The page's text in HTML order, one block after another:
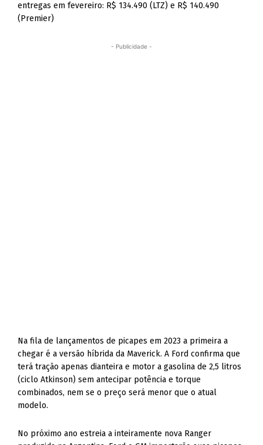
entregas em fevereiro: R$ 134.490 (LTZ) e R$ 140.490
(Premier)
- Publicidade -
Na fila de lançamentos de picapes em 2023 a primeira a
chegar é a versão híbrida da Maverick. A Ford confirma que
terá tração apenas dianteira e motor a gasolina de 2,5 litros
(ciclo Atkinson) sem antecipar potência e torque
combinados, nem se o preço será menor que o atual
modelo.
No próximo ano estreia a inteiramente nova Ranger